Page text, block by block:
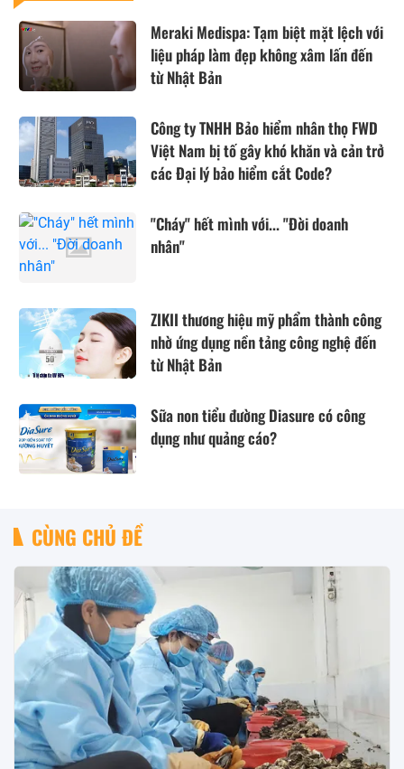
Meraki Medispa: Tạm biệt mặt lệch với
liệu pháp làm đẹp không xâm lấn đến
từ Nhật Bản
Công ty TNHH Bảo hiểm nhân thọ FWD
Việt Nam bị tố gây khó khăn và cản trở
các Đại lý bảo hiểm cắt Code?
"Cháy" hết mình với... "Đời doanh
nhân"
ZIKII thương hiệu mỹ phẩm thành công
nhờ ứng dụng nền tảng công nghệ đến
từ Nhật Bản
Sữa non tiểu đường Diasure có công
dụng như quảng cáo?
CÙNG CHỦ ĐỀ